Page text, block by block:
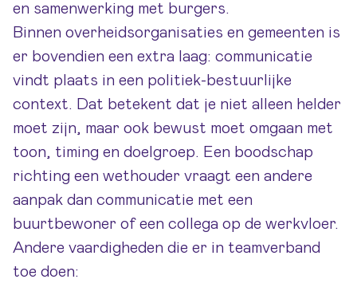
en samenwerking met burgers.
Binnen overheidsorganisaties en gemeenten is
er bovendien een extra laag: communicatie
vindt plaats in een politiek-bestuurlijke
context. Dat betekent dat je niet alleen helder
moet zijn, maar ook bewust moet omgaan met
toon, timing en doelgroep. Een boodschap
richting een wethouder vraagt een andere
aanpak dan communicatie met een
buurtbewoner of een collega op de werkvloer.
Andere vaardigheden die er in teamverband
toe doen: